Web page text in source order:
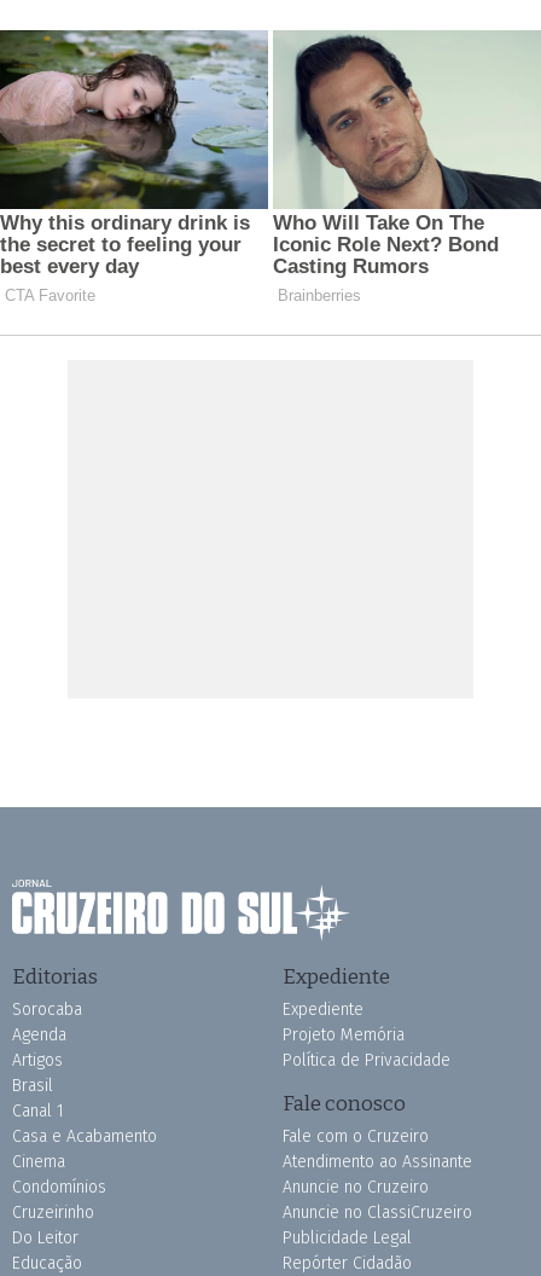
Editorias
Sorocaba
Agenda
Artigos
Brasil
Canal 1
Casa e Acabamento
Cinema
Condomínios
Cruzeirinho
Do Leitor
Educação
Expediente
Expediente
Projeto Memória
Política de Privacidade
Fale conosco
Fale com o Cruzeiro
Atendimento ao Assinante
Anuncie no Cruzeiro
Anuncie no ClassiCruzeiro
Publicidade Legal
Repórter Cidadão